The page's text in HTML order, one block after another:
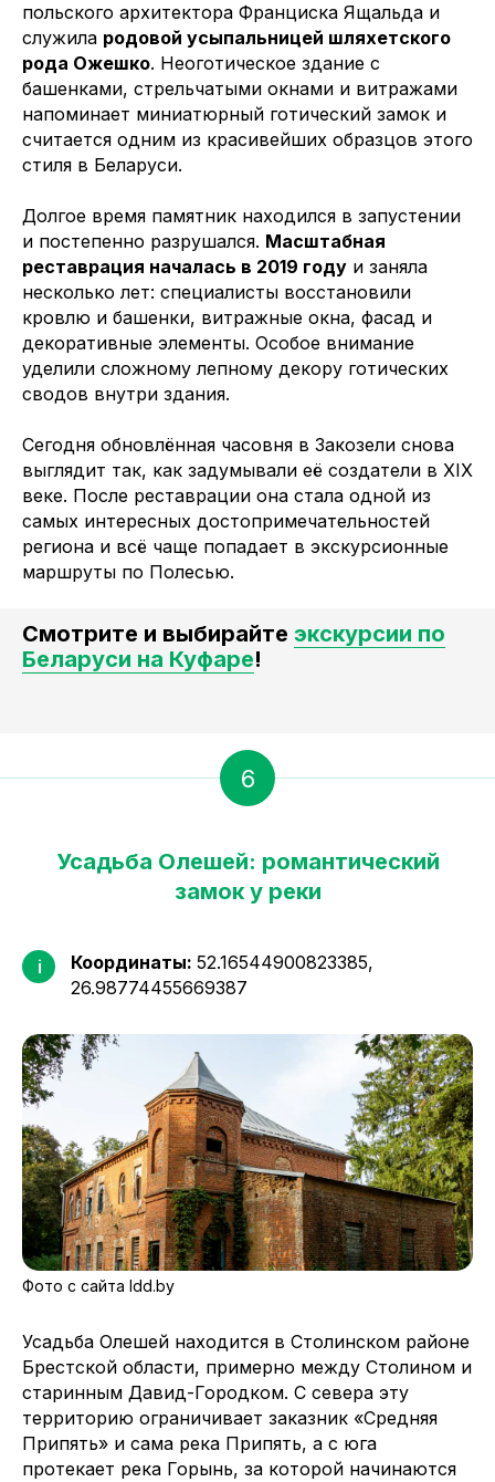
польского архитектора Франциска Ящальда и
служила родовой усыпальницей шляхетского
рода Ожешко. Неоготическое здание с
башенками, стрельчатыми окнами и витражами
напоминает миниатюрный готический замок и
считается одним из красивейших образцов этого
стиля в Беларуси.
Долгое время памятник находился в запустении
и постепенно разрушался. Масштабная
реставрация началась в 2019 году и заняла
несколько лет: специалисты восстановили
кровлю и башенки, витражные окна, фасад и
декоративные элементы. Особое внимание
уделили сложному лепному декору готических
сводов внутри здания.
Сегодня обновлённая часовня в Закозели снова
выглядит так, как задумывали её создатели в XIX
веке. После реставрации она стала одной из
самых интересных достопримечательностей
региона и всё чаще попадает в экскурсионные
маршруты по Полесью.
Смотрите и выбирайте экскурсии по
Беларуси на Куфаре!
6
Усадьба Олешей: романтический
замок у реки
i Координаты: 52.16544900823385,
26.98774455669387
Фото с сайта ldd.by
Усадьба Олешей находится в Столинском районе
Брестской области, примерно между Столином и
старинным Давид-Городком. С севера эту
территорию ограничивает заказник «Средняя
Припять» и сама река Припять, а с юга
протекает река Горынь, за которой начинаются